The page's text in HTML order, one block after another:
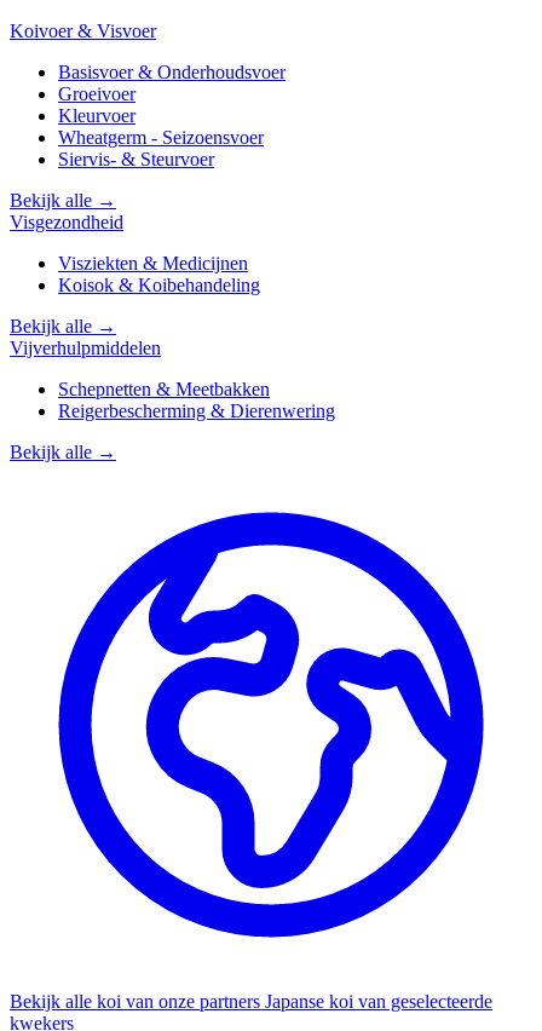
Koivoer & Visvoer
Basisvoer & Onderhoudsvoer
Groeivoer
Kleurvoer
Wheatgerm - Seizoensvoer
Siervis- & Steurvoer
Bekijk alle →
Visgezondheid
Visziekten & Medicijnen
Koisok & Koibehandeling
Bekijk alle →
Vijverhulpmiddelen
Schepnetten & Meetbakken
Reigerbescherming & Dierenwering
Bekijk alle →
Bekijk alle koi van onze partners Japanse koi van geselecteerde
kwekers